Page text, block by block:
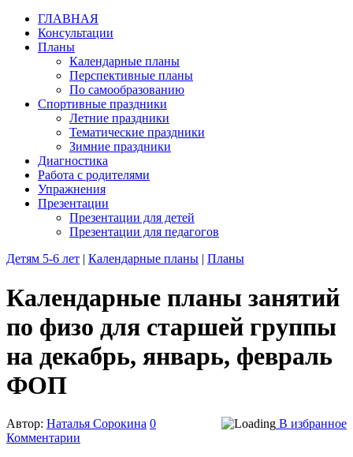
ГЛАВНАЯ
Консультации
Планы
Календарные планы
Перспективные планы
По самообразованию
Спортивные праздники
Летние праздники
Тематические праздники
Зимние праздники
Диагностика
Работа с родителями
Упражнения
Презентации
Презентации для детей
Презентации для педагогов
Детям 5-6 лет | Календарные планы | Планы
Календарные планы занятий
по физо для старшей группы
на декабрь, январь, февраль
ФОП
Автор: Наталья Сорокина В избранное
0
Комментарии